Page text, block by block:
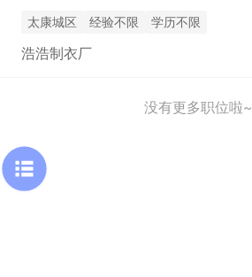
太康城区 经验不限 学历不限
浩浩制衣厂
没有更多职位啦~